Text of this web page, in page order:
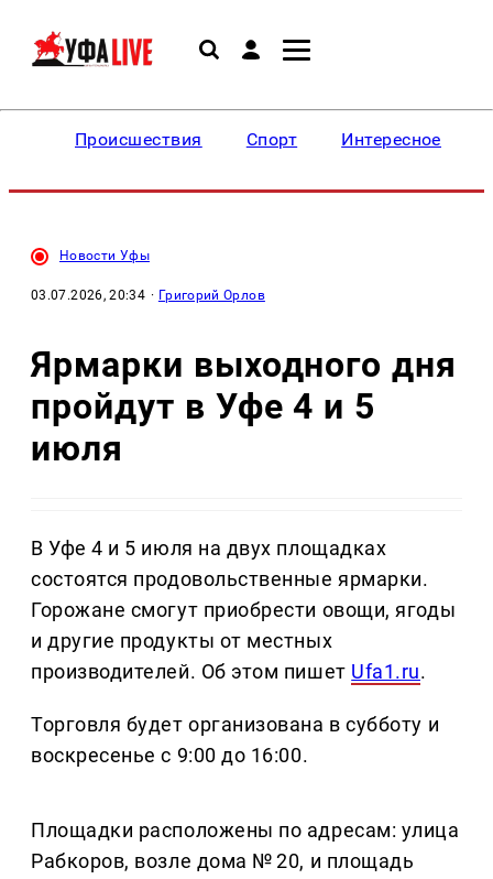
Происшествия Спорт Интересное
Новости Уфы
03.07.2026, 20:34 · Григорий Орлов
Ярмарки выходного дня
пройдут в Уфе 4 и 5
июля
В Уфе 4 и 5 июля на двух площадках
состоятся продовольственные ярмарки.
Горожане смогут приобрести овощи, ягоды
и другие продукты от местных
производителей. Об этом пишет Ufa1.ru.
Торговля будет организована в субботу и
воскресенье с 9:00 до 16:00.
Площадки расположены по адресам: улица
Рабкоров, возле дома № 20, и площадь